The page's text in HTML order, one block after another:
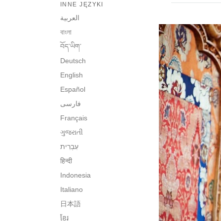
INNE JĘZYKI
العربية
বাংলা
བོད་ཡིག་
Deutsch
English
Español
فارسی
Français
ગુજરાતી
हिन्दी
Indonesia
Italiano
日本語
ខ្មែរ